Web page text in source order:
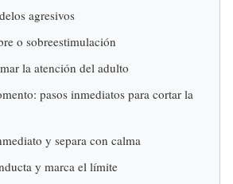
agresivos
o sobreestimulación
la atención del adulto
pasos inmediatos para cortar la
y separa con calma
y marca el límite